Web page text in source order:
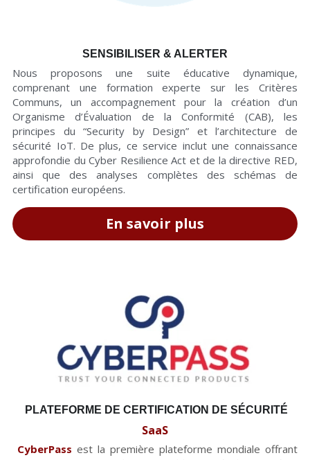
SENSIBILISER & ALERTER
Nous proposons une suite éducative dynamique,
comprenant une formation experte sur les Critères
Communs, un accompagnement pour la création d’un
Organisme d’Évaluation de la Conformité (CAB), les
principes du “Security by Design” et l’architecture de
sécurité IoT. De plus, ce service inclut une connaissance
approfondie du Cyber Resilience Act et de la directive RED,
ainsi que des analyses complètes des schémas de
certification européens.
En savoir plus
PLATEFORME DE CERTIFICATION DE SÉCURITÉ
SaaS
CyberPass est la première plateforme mondiale offrant